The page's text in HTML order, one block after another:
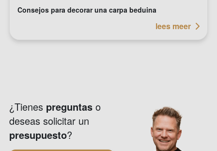
Consejos para decorar una carpa beduina
lees meer
¿Tienes preguntas o
deseas solicitar un
presupuesto?